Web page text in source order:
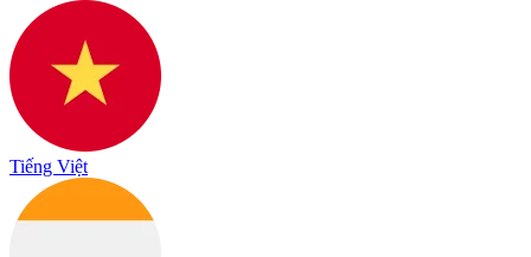
Tiếng Việt